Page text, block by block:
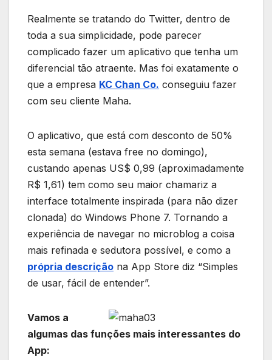
Realmente se tratando do Twitter, dentro de
toda a sua simplicidade, pode parecer
complicado fazer um aplicativo que tenha um
diferencial tão atraente. Mas foi exatamente o
que a empresa KC Chan Co. conseguiu fazer
com seu cliente Maha.
O aplicativo, que está com desconto de 50%
esta semana (estava free no domingo),
custando apenas US$ 0,99 (aproximadamente
R$ 1,61) tem como seu maior chamariz a
interface totalmente inspirada (para não dizer
clonada) do Windows Phone 7. Tornando a
experiência de navegar no microblog a coisa
mais refinada e sedutora possível, e como a
própria descrição na App Store diz “Simples
de usar, fácil de entender”.
Vamos a
algumas das funções mais interessantes do
App: